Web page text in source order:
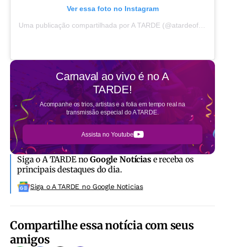
Ver essa foto no Instagram
Carnaval ao vivo é noA
TARDE!
Acompanhe os trios, artistas e a folia em tempo real na
transmissão especial do A TARDE.
Assista no Youtube
Siga o A TARDE noGoogle Notíciase receba os
principais destaques do dia.
Siga o A TARDE no Google Noticias
Compartilhe essa notícia com seus
amigos